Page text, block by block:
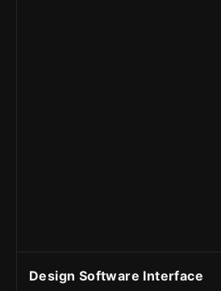
Design Software Interface